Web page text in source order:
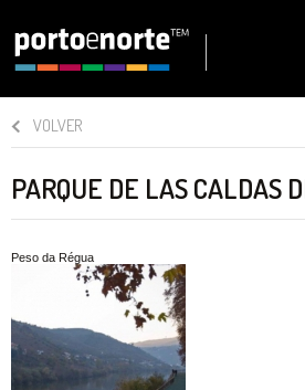
VOLVER
PARQUE DE LAS CALDAS
Peso da Régua